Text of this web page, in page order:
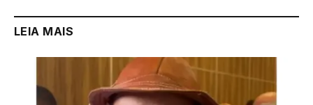
LEIA MAIS